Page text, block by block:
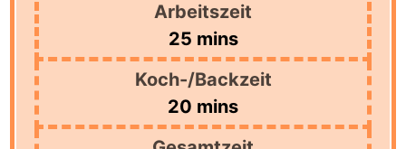
Arbeitszeit
25minutes
mins
Koch-/Backzeit
20 minutes
mins